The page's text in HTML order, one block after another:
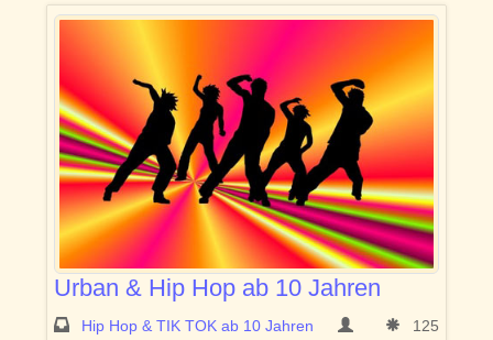
Urban & Hip Hop ab 10 Jahren
Hip Hop & TIK TOK ab 10 Jahren
125